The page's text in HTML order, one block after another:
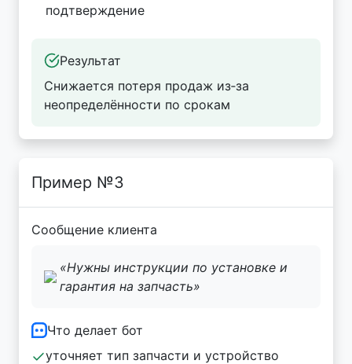
подтверждение
Результат
Снижается потеря продаж из‑за
неопределённости по срокам
Пример №3
Сообщение клиента
«Нужны инструкции по установке и
гарантия на запчасть»
Что делает бот
уточняет тип запчасти и устройство